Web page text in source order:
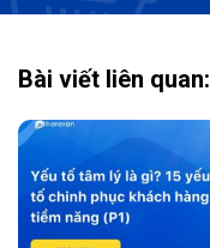
Bài viết liên quan: